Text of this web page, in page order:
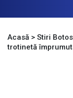
Acasă > Stiri
trotinetă